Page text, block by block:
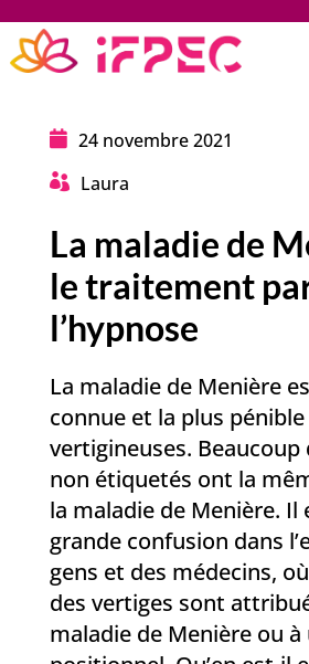
 24 novembre 2021
 Laura
La maladie de
le traitement
l’hypnose
La maladie de Menière
connue et la plus
vertigineuses. Beaucoup
non étiquetés ont la
la maladie de Menière. Il
grande confusion dans
gens et des médecins,
des vertiges sont
maladie de Menière ou